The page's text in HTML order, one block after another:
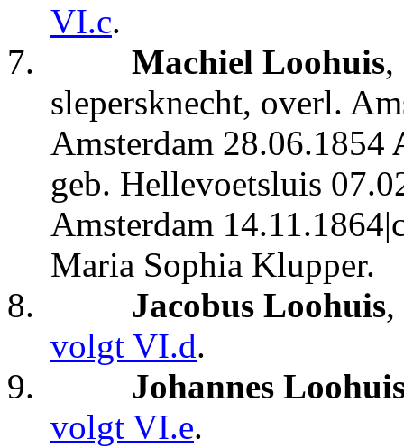
VI.c.
7.
Machiel Loohuis,
slepersknecht, overl.
Amsterdam 28.06.1854
geb. Hellevoetsluis
Amsterdam
Maria Sophia Klupper.
8.
Jacobus Loohuis,
volgt VI.d.
9.
Johannes
volgt VI.e.